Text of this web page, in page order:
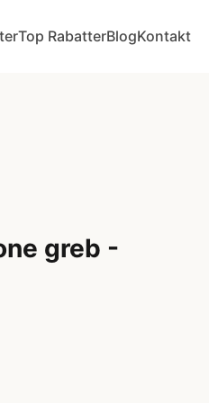
Top RabatterBlogKontakt
greb -